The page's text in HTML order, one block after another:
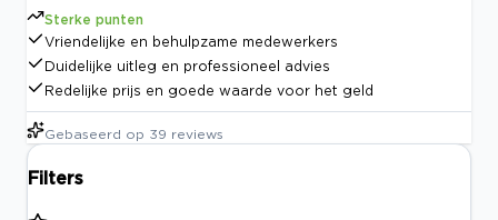
Sterke punten
Vriendelijke en behulpzame medewerkers
Duidelijke uitleg en professioneel advies
Redelijke prijs en goede waarde voor het geld
Gebaseerd op 39 reviews
Filters